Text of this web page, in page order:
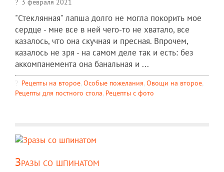
"Стеклянная" лапша долго не могла покорить мое
сердце - мне все в ней чего-то не хватало, все
казалось, что она скучная и пресная. Впрочем,
казалось не зря - на самом деле так и есть: без
аккомпанемента она банальная и ...
Рецепты на второе, Особые пожелания, Овощи на второе,
Рецепты для постного стола, Рецепты c фото
Зразы со шпинатом